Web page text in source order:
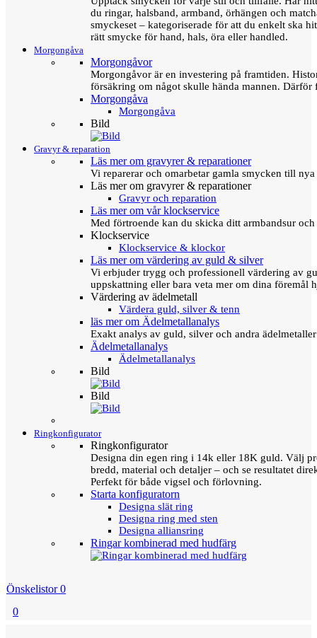
du ringar, halsband, armband, örhängen och
smyckeset – kategoriserade för att du enkelt ska
rätt smycke för hand, hals, öra eller handled.
Morgongåva
Morgongåvor
Morgongåvor är en investering på framtiden.
försäkring om något skulle hända mannen.
Morgongåva
Morgongåva
Bild
Gravyr & reparation
Läs mer om gravyrer & reparationer
Vi reparerar och omarbetar gamla smycken till
Läs mer om gravyrer & reparationer
Gravyr och reparation
Läs mer om vår klockservice
Med förtroende kan du skicka ditt armbandsur
Klockservice
Klockservice & klockor
Läs mer om värdering av guld & silver
Vi erbjuder trygg och professionell värdering av
uppskattning eller bara veta mer om dina föremål
Värdering av ädelmetall
Värdera guld, silver & tenn
läs mer om Ädelmetallanalys
Exakt analys av guld, silver och andra
Ädelmetallanalys
Ädelmetallanalys
Bild
Bild
Ringkonfigurator
Ringkonfigurator
Designa din egen ring i 14k eller 18K guld. Välj
bredd, material och detaljer – och se resultatet
Perfekt för både vigsel och förlovning.
Starta konfiguratorn
Designa slät ring
Designa ring med sten
Designa alliansring
Ringar kombinerad med hudfärg
Önskelistor 0
0